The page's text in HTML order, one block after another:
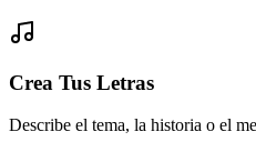
Crea Tus Letras
Describe el tema, la historia o el